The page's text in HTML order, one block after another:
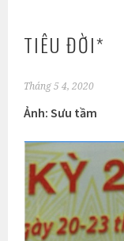
TIÊU ĐỜI*
Tháng 5 4, 2020
Ảnh: Sưu tầm